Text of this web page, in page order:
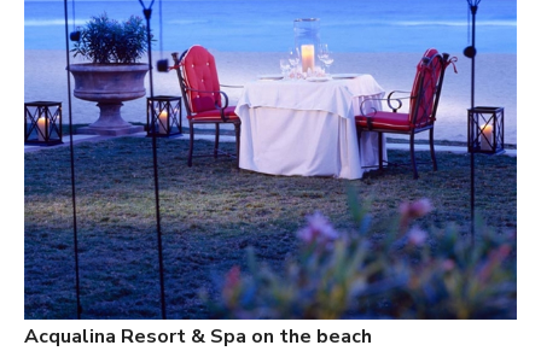
Acqualina Resort & Spa on the beach